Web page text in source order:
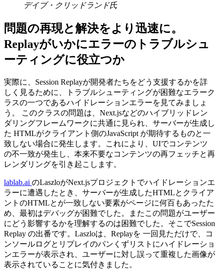
デイブ・クリッドランド氏
問題の再現と解決をより迅速に。
Replayがいかにエラーのトラブルシュ
ーティングに役立つか
実際に、Session Replayが開発者たちをどう支援するかを詳
しく見るために、トラブルシューティングが困難なエラーク
ラスの一つであるハイドレーションエラーを見てみましょ
う。 このクラスの問題は、Next.jsなどのハイブリッドレン
ダリングフレームワークに共通に見られ、サーバーが生成し
た HTMLがクライアント側のJavaScript が期待するものと一
致しない場合に発生します。これにより、UIでコンテンツ
の不一致が発生し、本来不要なコンテンツの再フェッチと再
レンダリングを引き起こします。
lablab.ai のLaszloがNext.jsプロジェクトでハイドレーションエ
ラーに遭遇したとき、サーバーが生成したHTMLとクライア
ントのHTMLとが一致しない要素がページに何百もあったた
め、最初はデバッグが困難でした。またこの問題がユーザー
にどう影響するかを理解するのは困難でした。そこでSession
Replay の出番です。Laszloは、Replayを 一回見ただけで、コ
ンソールログとリプレイのパンくずリストにハイドレーショ
ンエラーが表示され、ユーザーに対し誤って重複した画像が
表示されていることに気付きました。